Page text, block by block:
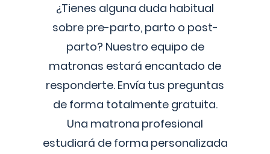
¿Tienes alguna duda habitual
sobre pre-parto, parto o post-
parto? Nuestro equipo de
matronas estará encantado de
responderte. Envía tus preguntas
de forma totalmente gratuita.
Una matrona profesional
estudiará de forma personalizada